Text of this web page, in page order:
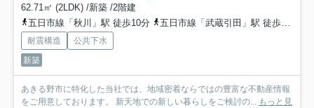
62.71㎡ (2LDK) /新築 /2階建
五日市線「秋川」駅 徒歩10分
五日市線「武蔵引田」駅 徒歩20分
耐震構造
公共下水
新築
あきる野市に特化した当社では、地域密着ならではの豊富な不動産情報
をご用意しております。 新天地での新しい暮らしをご検討の... もっと見